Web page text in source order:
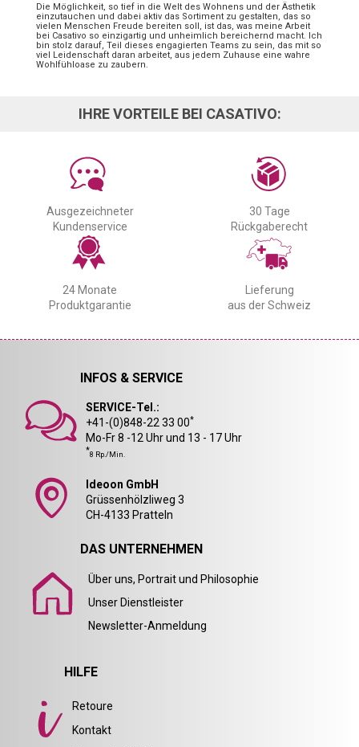
Die Möglichkeit, so tief in die Welt des Wohnens und der Ästhetik
einzutauchen und dabei aktiv das Sortiment zu gestalten, das so
vielen Menschen Freude bereiten soll, ist das, was meine Arbeit
bei Casativo so einzigartig und unheimlich bereichernd macht. Ich
bin stolz darauf, Teil dieses engagierten Teams zu sein, das mit so
viel Leidenschaft daran arbeitet, aus jedem Zuhause eine wahre
Wohlfühloase zu zaubern.
IHRE VORTEILE BEI CASATIVO:
Ausgezeichneter
Kundenservice
30 Tage
Rückgaberecht
24 Monate
Produktgarantie
Lieferung
aus der Schweiz
INFOS & SERVICE
SERVICE-Tel.:
+41-(0)848-22 33 00*
Mo-Fr 8 -12 Uhr und 13 - 17 Uhr
*8 Rp./Min.
Ideoon GmbH
Grüssenhölzliweg 3
CH-4133 Pratteln
DAS UNTERNEHMEN
Über uns, Portrait und Philosophie
Unser Dienstleister
Newsletter-Anmeldung
HILFE
Retoure
Kontakt